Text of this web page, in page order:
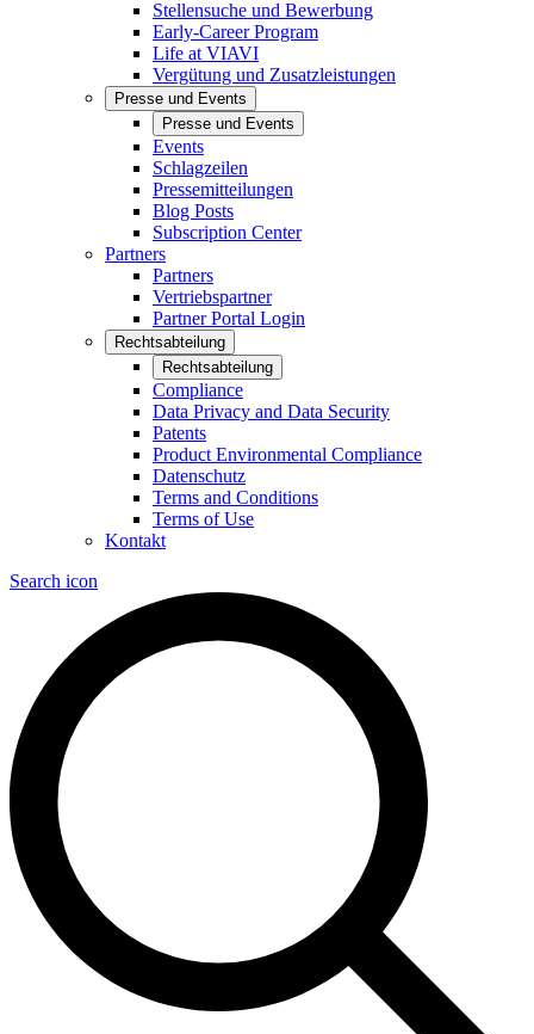
Stellensuche und Bewerbung
Early-Career Program
Life at VIAVI
Vergütung und Zusatzleistungen
Presse und Events
Presse und Events
Events
Schlagzeilen
Pressemitteilungen
Blog Posts
Subscription Center
Partners
Partners
Vertriebspartner
Partner Portal Login
Rechtsabteilung
Rechtsabteilung
Compliance
Data Privacy and Data Security
Patents
Product Environmental Compliance
Datenschutz
Terms and Conditions
Terms of Use
Kontakt
Search icon